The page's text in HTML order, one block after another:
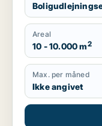
Areal
10 - 10.000 m2
Max. per måned
Ikke angivet